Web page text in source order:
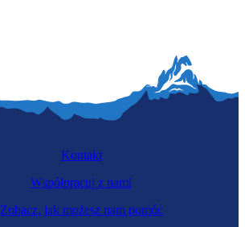
Kontakt
Współpracuj z nami
Zobacz, jak możesz nam pomóc